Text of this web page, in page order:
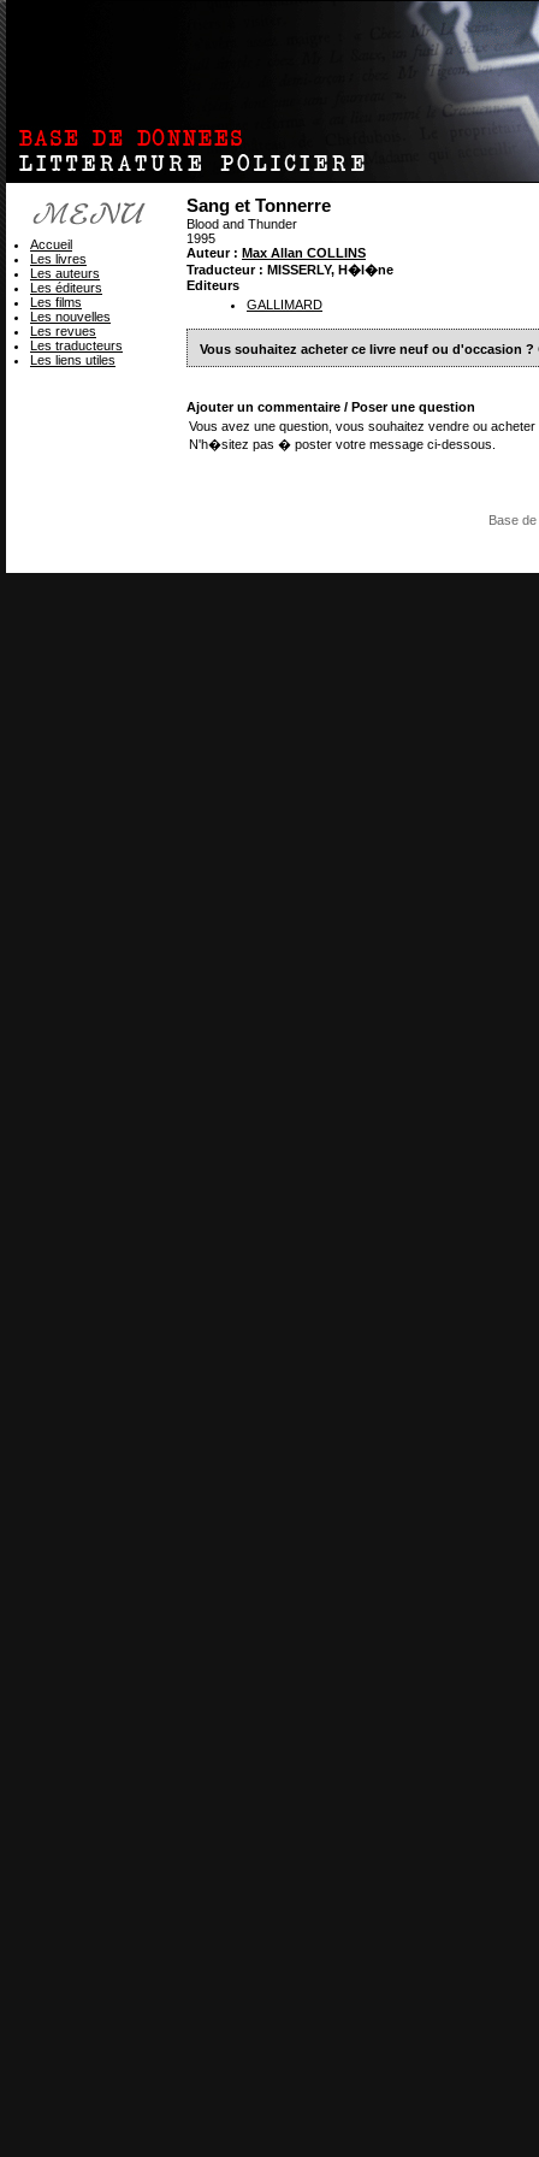
Sang et Tonnerre
Blood and Thunder
1995
Auteur : Max Allan COLLINS
Traducteur : MISSERLY, H�l�ne
Editeurs
GALLIMARD
Vous souhaitez acheter ce livre neuf ou d'occasion ?
Ajouter un commentaire / Poser une question
Vous avez une question, vous souhaitez vendre ou
N'h�sitez pas � poster votre message ci-dessous.
Accueil
Les livres
Les auteurs
Les éditeurs
Les films
Les nouvelles
Les revues
Les traducteurs
Les liens utiles
Base